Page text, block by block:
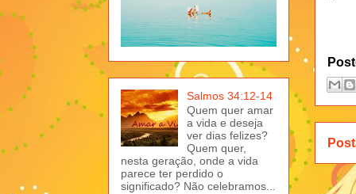
Salmos 34:12-14
Quem quer amar
a vida e deseja
ver dias felizes?
Quem quer,
nesta geração, onde a vida
parece ter perdido o
significado? Não celebramos...